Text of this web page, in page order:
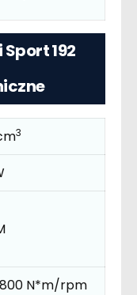
192
3
N*m/rpm